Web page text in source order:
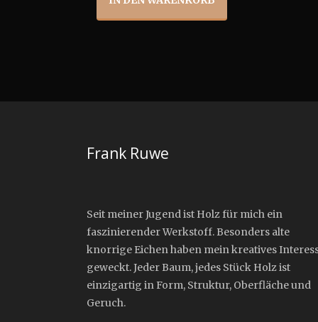
war:
Frank Ruwe
Seit meiner Jugend ist Holz für mich ein
faszinierender Werkstoff. Besonders alte
knorrige Eichen haben mein kreatives
geweckt. Jeder Baum, jedes Stück Holz ist
einzigartig in Form, Struktur, Oberfläche und
Geruch.